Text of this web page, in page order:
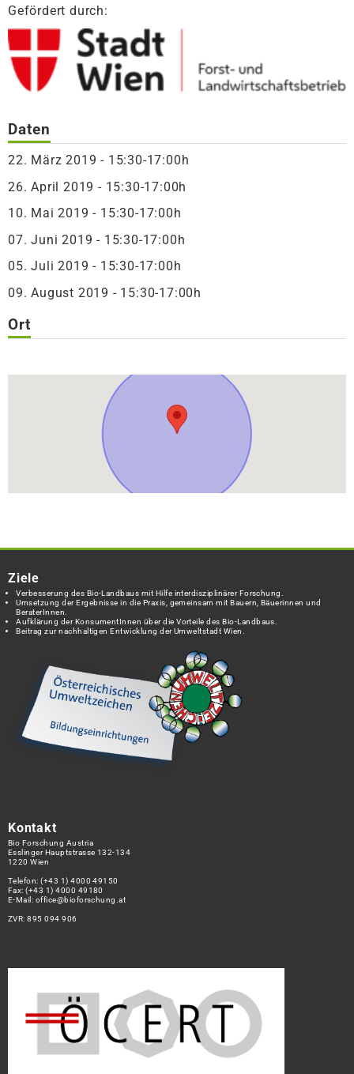
Gefördert durch:
Daten
22. März 2019 - 15:30-17:00h
26. April 2019 - 15:30-17:00h
10. Mai 2019 - 15:30-17:00h
07. Juni 2019 - 15:30-17:00h
05. Juli 2019 - 15:30-17:00h
09. August 2019 - 15:30-17:00h
Ort
Ziele
Verbesserung des Bio-Landbaus mit Hilfe interdisziplinärer Forschung.
Umsetzung der Ergebnisse in die Praxis, gemeinsam mit Bauern, Bäuerinnen und
BeraterInnen.
Aufklärung der KonsumentInnen über die Vorteile des Bio-Landbaus.
Beitrag zur nachhaltigen Entwicklung der Umweltstadt Wien.
Kontakt
Bio Forschung Austria
Esslinger Hauptstrasse 132-134
1220 Wien
Telefon:(+43 1) 4000 49150
Fax: (+43 1) 4000 49180
E-Mail: office@bioforschung.at
ZVR: 895 094 906